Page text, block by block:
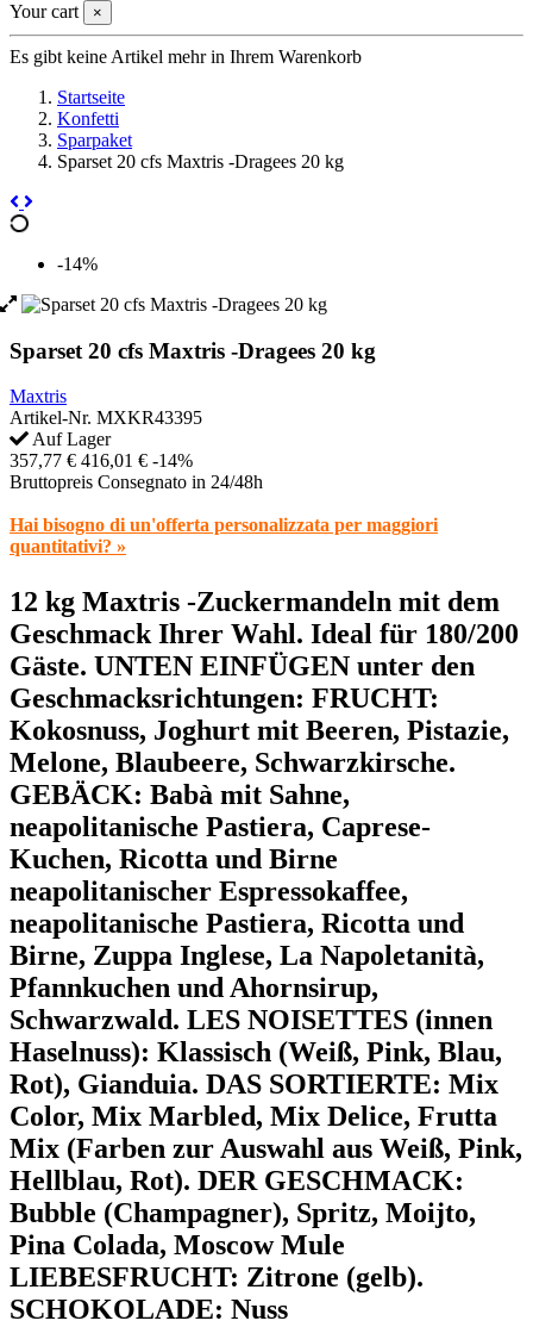
Your cart
×
Es gibt keine Artikel mehr in Ihrem Warenkorb
Startseite
Konfetti
Sparpaket
Sparset 20 cfs Maxtris -Dragees 20 kg
-14%
Sparset 20 cfs Maxtris -Dragees 20 kg
Maxtris
Artikel-Nr. MXKR43395
Auf Lager
357,77 € 416,01 € -14%
Bruttopreis Consegnato in 24/48h
Hai bisogno di un'offerta personalizzata per maggiori
quantitativi? »
12 kg Maxtris -Zuckermandeln mit dem
Geschmack Ihrer Wahl. Ideal für 180/200
Gäste. UNTEN EINFÜGEN unter den
Geschmacksrichtungen: FRUCHT:
Kokosnuss, Joghurt mit Beeren, Pistazie,
Melone, Blaubeere, Schwarzkirsche.
GEBÄCK: Babà mit Sahne,
neapolitanische Pastiera, Caprese-
Kuchen, Ricotta und Birne
neapolitanischer Espressokaffee,
neapolitanische Pastiera, Ricotta und
Birne, Zuppa Inglese, La Napoletanità,
Pfannkuchen und Ahornsirup,
Schwarzwald. LES NOISETTES (innen
Haselnuss): Klassisch (Weiß, Pink, Blau,
Rot), Gianduia. DAS SORTIERTE: Mix
Color, Mix Marbled, Mix Delice, Frutta
Mix (Farben zur Auswahl aus Weiß, Pink,
Hellblau, Rot). DER GESCHMACK:
Bubble (Champagner), Spritz, Moijto,
Pina Colada, Moscow Mule
LIEBESFRUCHT: Zitrone (gelb).
SCHOKOLADE: Nuss